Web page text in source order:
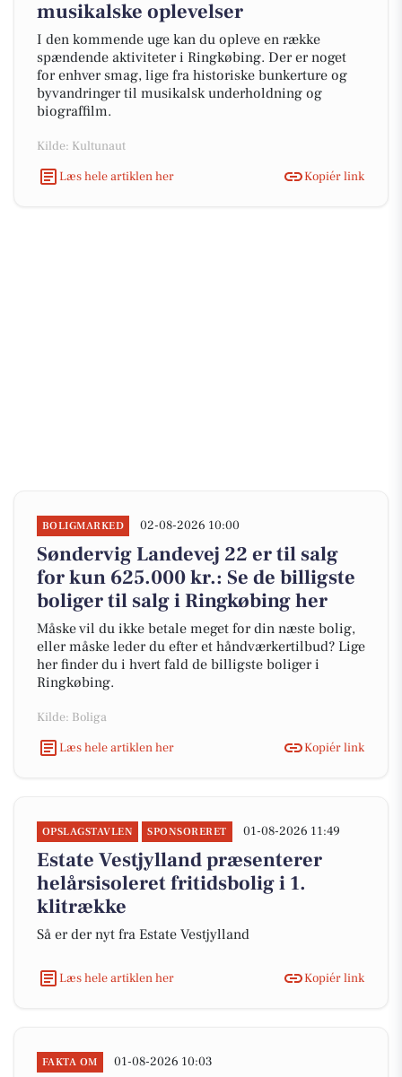
musikalske oplevelser
I den kommende uge kan du opleve en række
spændende aktiviteter i Ringkøbing. Der er noget
for enhver smag, lige fra historiske bunkerture og
byvandringer til musikalsk underholdning og
biograffilm.
Kilde: Kultunaut
Læs hele artiklen her
Kopiér link
BOLIGMARKED 02-08-2026 10:00
Søndervig Landevej 22 er til salg
for kun 625.000 kr.: Se de billigste
boliger til salg i Ringkøbing her
Måske vil du ikke betale meget for din næste bolig,
eller måske leder du efter et håndværkertilbud? Lige
her finder du i hvert fald de billigste boliger i
Ringkøbing.
Kilde: Boliga
Læs hele artiklen her
Kopiér link
OPSLAGSTAVLEN SPONSORERET 01-08-2026 11:49
Estate Vestjylland præsenterer
helårsisoleret fritidsbolig i 1.
klitrække
Så er der nyt fra Estate Vestjylland
Læs hele artiklen her Kopiér link
FAKTA OM 01-08-2026 10:03